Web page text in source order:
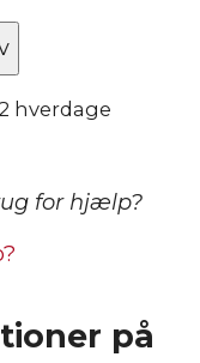
hverdage
for hjælp?
på